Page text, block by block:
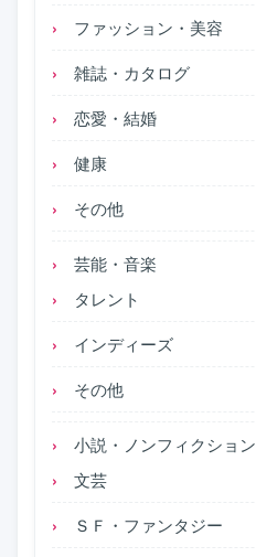
ファッション・美容
雑誌・カタログ
恋愛・結婚
健康
その他
芸能・音楽
タレント
インディーズ
その他
小説・ノンフィクション
文芸
ＳＦ・ファンタジー